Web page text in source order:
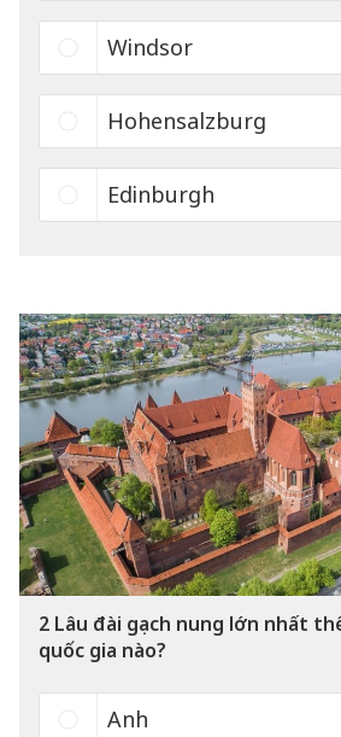
Windsor
Hohensalzburg
Edinburgh
2 Lâu đài gạch nung lớn nhất
quốc gia nào?
Anh